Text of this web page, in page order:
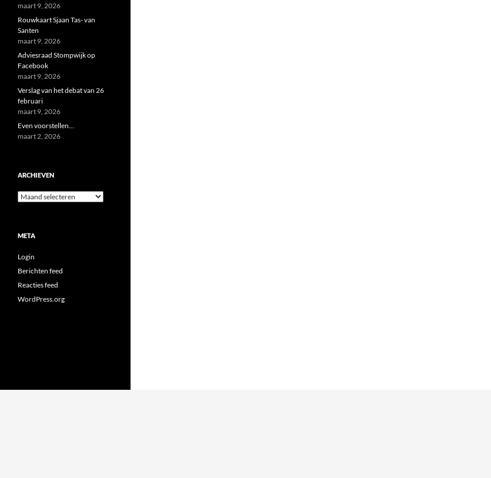
maart 9, 2026
Rouwkaart Sjaan Tas- van
Santen
maart 9, 2026
Adviesraad Stompwijk op
Facebook
maart 9, 2026
Verslag van het debat van 26
februari
maart 9, 2026
Even voorstellen…
maart 2, 2026
ARCHIEVEN
Archieven
META
Login
Berichten feed
Reacties feed
WordPress.org